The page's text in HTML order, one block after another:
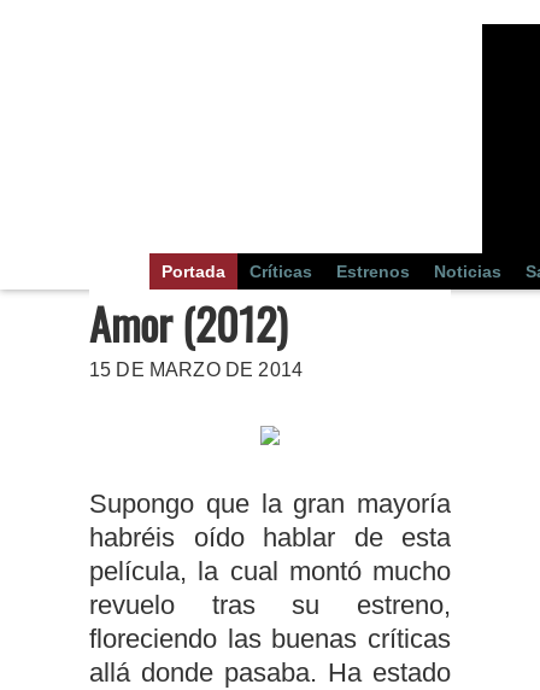
Portada Críticas Estrenos Noticias
Amor (2012)
15 DE MARZO DE 2014
Supongo que la gran mayoría
habréis oído hablar de esta
película, la cual montó mucho
revuelo tras su estreno,
floreciendo las buenas críticas
allá donde pasaba. Ha estado